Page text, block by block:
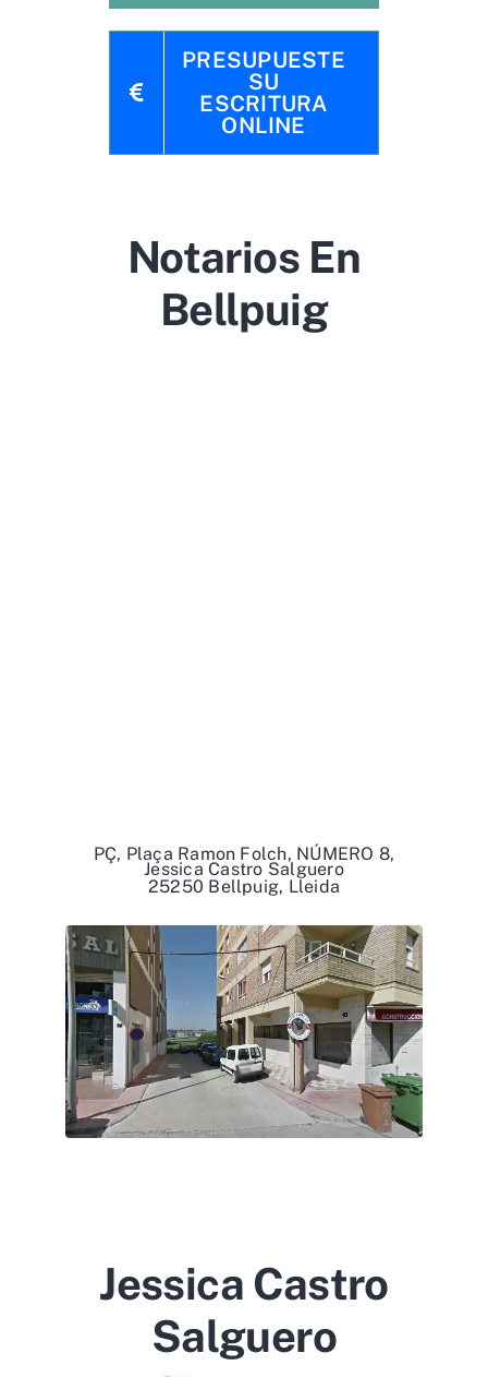
PRESUPUESTE
SU
ESCRITURA
ONLINE
Notarios En
Bellpuig
Jessica Castro Salguero
PÇ, Plaça Ramon Folch, NÚMERO 8,
25250 Bellpuig, Lleida
Jessica Castro
Salguero